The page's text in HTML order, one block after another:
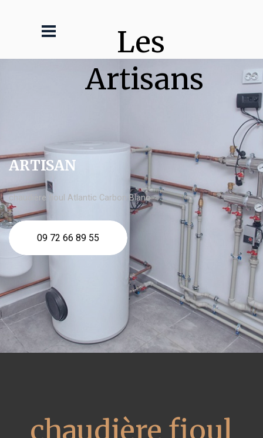
Les
Artisans
ARTISAN
chaudière fioul Atlantic Carbon Blanc
09 72 66 89 55
chaudière fioul